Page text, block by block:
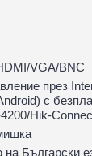
VGA/BNC
през
с
Hik-
Български